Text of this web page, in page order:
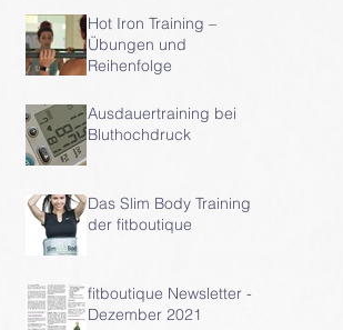
Hot Iron Training –
Übungen und
Reihenfolge
Ausdauertraining bei
Bluthochdruck
Das Slim Body Training
der fitboutique
fitboutique Newsletter -
Dezember 2021